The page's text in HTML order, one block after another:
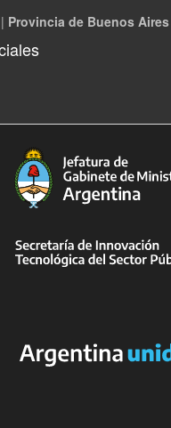
Provincia de Buenos Aires